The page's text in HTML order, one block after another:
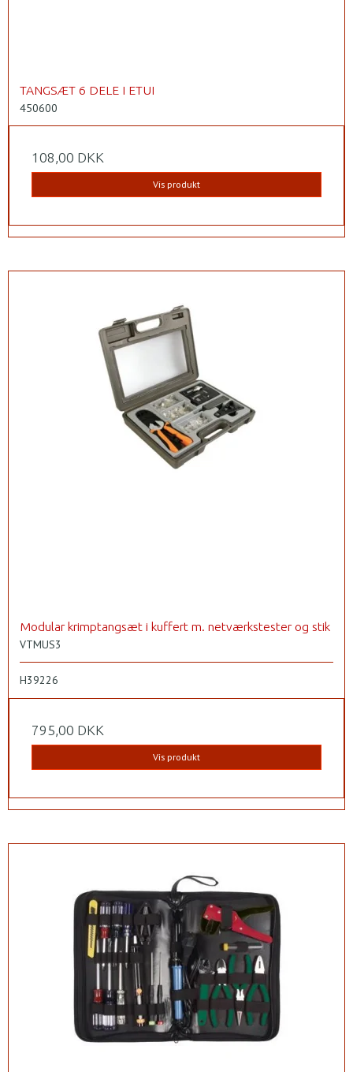
TANGSÆT 6 DELE I ETUI
450600
108,00 DKK
Vis produkt
Modular krimptangsæt i kuffert m. netværkstester og stik
VTMUS3
H39226
795,00 DKK
Vis produkt